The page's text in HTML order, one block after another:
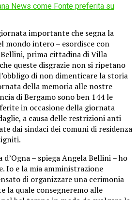
News come Fonte preferita su
importante che segna la
mondo intero – esordisce con
prima cittadina di Villa
che queste disgrazie non si ripetano
di non dimenticare la storia
della memoria alle nostre
di Bergamo sono ben 144 le
in occasione della giornata
a causa delle restrizioni anti
dai sindaci dei comuni di residenza
– spiega Angela Bellini – ho
Io e la mia amministrazione
di organizzare una cerimonia
la quale consegneremo alle